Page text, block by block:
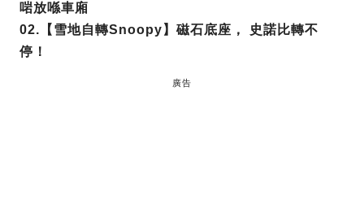
啱放喺車廂
02. 【雪地自轉Snoopy】 磁石底座， 史諾比轉不
停！
廣告